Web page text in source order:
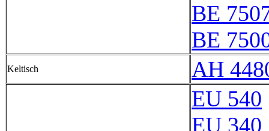
BE
BE
Keltisch AH
EU 540
EU 340